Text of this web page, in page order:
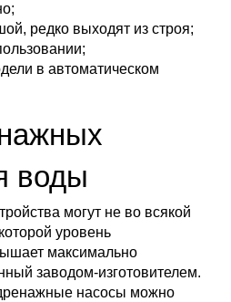
редко выходят из строя;
в автоматическом
воды
могут не во всякой
уровень
максимально
заводом-изготовителем.
насосы можно